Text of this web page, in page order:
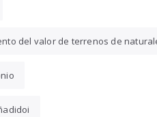
del valor de terrenos de